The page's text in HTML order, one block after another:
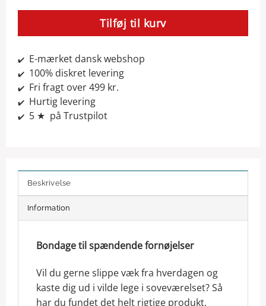
Tilføj til kurv
✔️E-mærket dansk webshop
✔️100% diskret levering
✔️Fri fragt over 499 kr.
✔️Hurtig levering
✔️5 ★ på Trustpilot
Beskrivelse
Information
Bondage til spændende fornøjelser
Vil du gerne slippe væk fra hverdagen og
kaste dig ud i vilde lege i soveværelset? Så
har du fundet det helt rigtige produkt.